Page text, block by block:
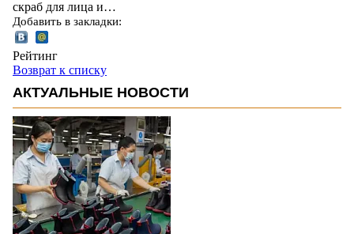
скраб для лица и…
Добавить в закладки:
Рейтинг
Возврат к списку
АКТУАЛЬНЫЕ НОВОСТИ